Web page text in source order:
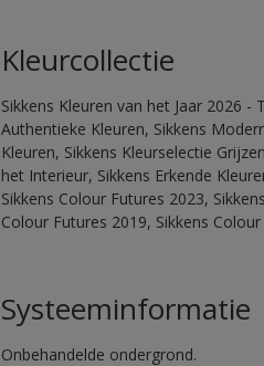
Kleurcollectie
Sikkens Kleuren van het Jaar 2026 -
Authentieke Kleuren, Sikkens
Kleuren, Sikkens Kleurselectie
het Interieur, Sikkens Erkende
Sikkens Colour Futures 2023,
Colour Futures 2019, Sikkens
Systeeminformatie
Onbehandelde ondergrond.